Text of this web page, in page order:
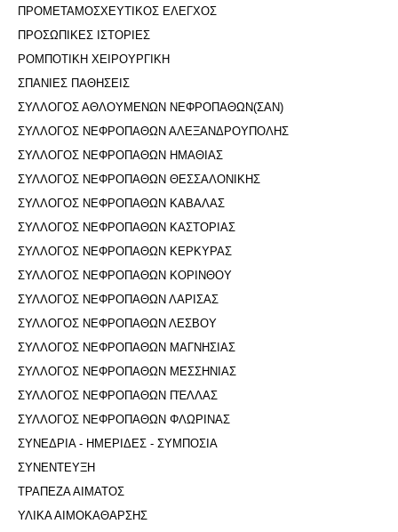
ΠΡΟΜΕΤΑΜΟΣΧΕΥΤΙΚΟΣ ΕΛΕΓΧΟΣ
ΠΡΟΣΩΠΙΚΕΣ ΙΣΤΟΡΙΕΣ
ΡΟΜΠΟΤΙΚΗ ΧΕΙΡΟΥΡΓΙΚΗ
ΣΠΑΝΙΕΣ ΠΑΘΗΣΕΙΣ
ΣΥΛΛΟΓΟΣ ΑΘΛΟΥΜΕΝΩΝ ΝΕΦΡΟΠΑΘΩΝ(ΣΑΝ)
ΣΥΛΛΟΓΟΣ ΝΕΦΡΟΠΑΘΩΝ ΑΛΕΞΑΝΔΡΟΥΠΟΛΗΣ
ΣΥΛΛΟΓΟΣ ΝΕΦΡΟΠΑΘΩΝ ΗΜΑΘΙΑΣ
ΣΥΛΛΟΓΟΣ ΝΕΦΡΟΠΑΘΩΝ ΘΕΣΣΑΛΟΝΙΚΗΣ
ΣΥΛΛΟΓΟΣ ΝΕΦΡΟΠΑΘΩΝ ΚΑΒΑΛΑΣ
ΣΥΛΛΟΓΟΣ ΝΕΦΡΟΠΑΘΩΝ ΚΑΣΤΟΡΙΑΣ
ΣΥΛΛΟΓΟΣ ΝΕΦΡΟΠΑΘΩΝ ΚΕΡΚΥΡΑΣ
ΣΥΛΛΟΓΟΣ ΝΕΦΡΟΠΑΘΩΝ ΚΟΡΙΝΘΟΥ
ΣΥΛΛΟΓΟΣ ΝΕΦΡΟΠΑΘΩΝ ΛΑΡΙΣΑΣ
ΣΥΛΛΟΓΟΣ ΝΕΦΡΟΠΑΘΩΝ ΛΕΣΒΟΥ
ΣΥΛΛΟΓΟΣ ΝΕΦΡΟΠΑΘΩΝ ΜΑΓΝΗΣΙΑΣ
ΣΥΛΛΟΓΟΣ ΝΕΦΡΟΠΑΘΩΝ ΜΕΣΣΗΝΙΑΣ
ΣΥΛΛΟΓΟΣ ΝΕΦΡΟΠΑΘΩΝ ΠΈΛΛΑΣ
ΣΥΛΛΟΓΟΣ ΝΕΦΡΟΠΑΘΩΝ ΦΛΩΡΙΝΑΣ
ΣΥΝΕΔΡΙΑ - ΗΜΕΡΙΔΕΣ - ΣΥΜΠΟΣΙΑ
ΣΥΝΕΝΤΕΥΞΗ
ΤΡΑΠΕΖΑ ΑΙΜΑΤΟΣ
ΥΛΙΚΑ ΑΙΜΟΚΑΘΑΡΣΗΣ